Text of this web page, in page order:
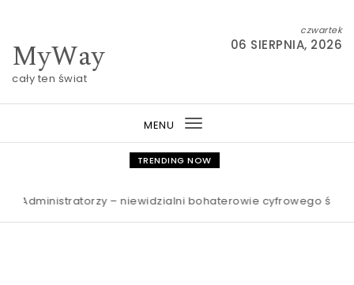
MyWay
cały ten świat
czwartek
06 SIERPNIA, 2026
MENU
Toggle
navigation
TRENDING NOW
– niewidzialni bohaterowie cyfrowego świata Anna